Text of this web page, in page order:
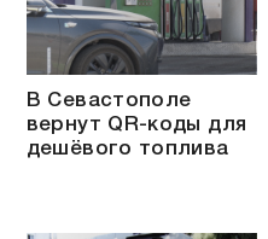
В Севастополе
вернут QR-коды для
дешёвого топлива